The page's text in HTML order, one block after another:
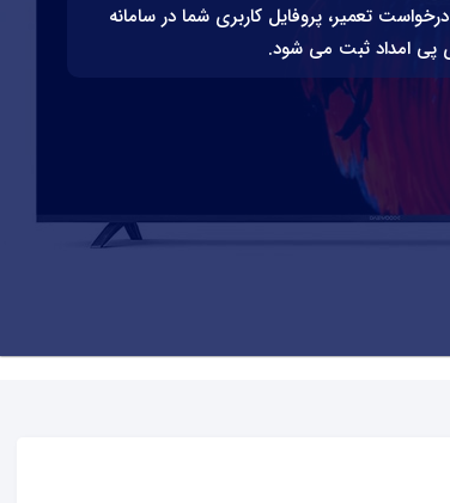
تعمیر، پروفایل کاربری شما در سامانه
پی امداد ثبت می شود.